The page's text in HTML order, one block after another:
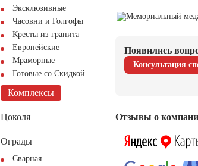
Эксклюзивные
Часовни и Голгофы
Кресты из гранита
Европейские
Мраморные
Готовые со Скидкой
Комплексы
Цоколя
Ограды
Сварная
Появились
Консультация
Отзывы о